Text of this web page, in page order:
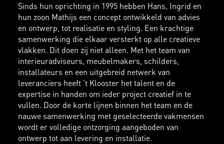
Sinds hun oprichting in 1995 hebben Hans, Ingrid en
hun zoon Mathijs een concept ontwikkeld van advies
en ontwerp, tot realisatie en styling. Een krachtige
samenwerking die elkaar versterkt op alle creatieve
vlakken. Dit doen zij niet alleen. Met het team van
interieuradviseurs, meubelmakers, schilders,
installateurs en een uitgebreid netwerk van
leveranciers heeft ’t Klooster het talent en de
expertise in handen om ieder project creatief in te
vullen. Door de korte lijnen binnen het team en de
nauwe samenwerking met geselecteerde vakmensen
wordt er volledige ontzorging aangeboden van
ontwerp tot aan levering en installatie.